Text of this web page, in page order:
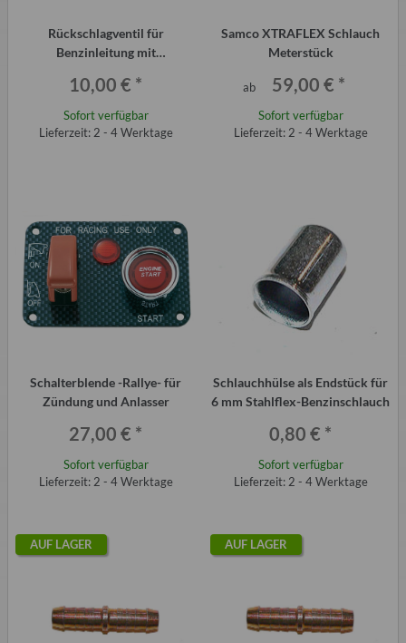
Rückschlagventil für
Benzinleitung mit
10,00 € *
Sofort verfügbar
Lieferzeit: 2 - 4 Werktage
Samco XTRAFLEX Schlauch
Meterstück
ab 59,00 € *
Sofort verfügbar
Lieferzeit: 2 - 4 Werktage
Schalterblende -Rallye- für
Zündung und Anlasser
27,00 € *
Sofort verfügbar
Lieferzeit: 2 - 4 Werktage
Schlauchhülse als Endstück für
6 mm Stahlflex-Benzinschlauch
0,80 € *
Sofort verfügbar
Lieferzeit: 2 - 4 Werktage
AUF LAGER AUF LAGER